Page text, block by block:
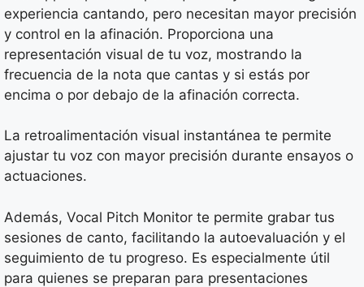
experiencia cantando, pero necesitan mayor precisión
y control en la afinación. Proporciona una
representación visual de tu voz, mostrando la
frecuencia de la nota que cantas y si estás por
encima o por debajo de la afinación correcta.
La retroalimentación visual instantánea te permite
ajustar tu voz con mayor precisión durante ensayos o
actuaciones.
Además, Vocal Pitch Monitor te permite grabar tus
sesiones de canto, facilitando la autoevaluación y el
seguimiento de tu progreso. Es especialmente útil
para quienes se preparan para presentaciones